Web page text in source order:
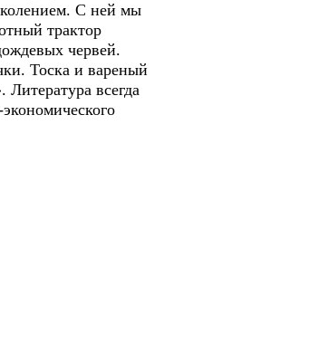
С ней мы
трактор
червей.
Тоска и вареный
всегда